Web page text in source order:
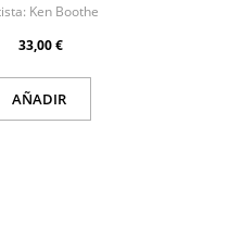
Ken Boothe
33,00 €
AÑADIR